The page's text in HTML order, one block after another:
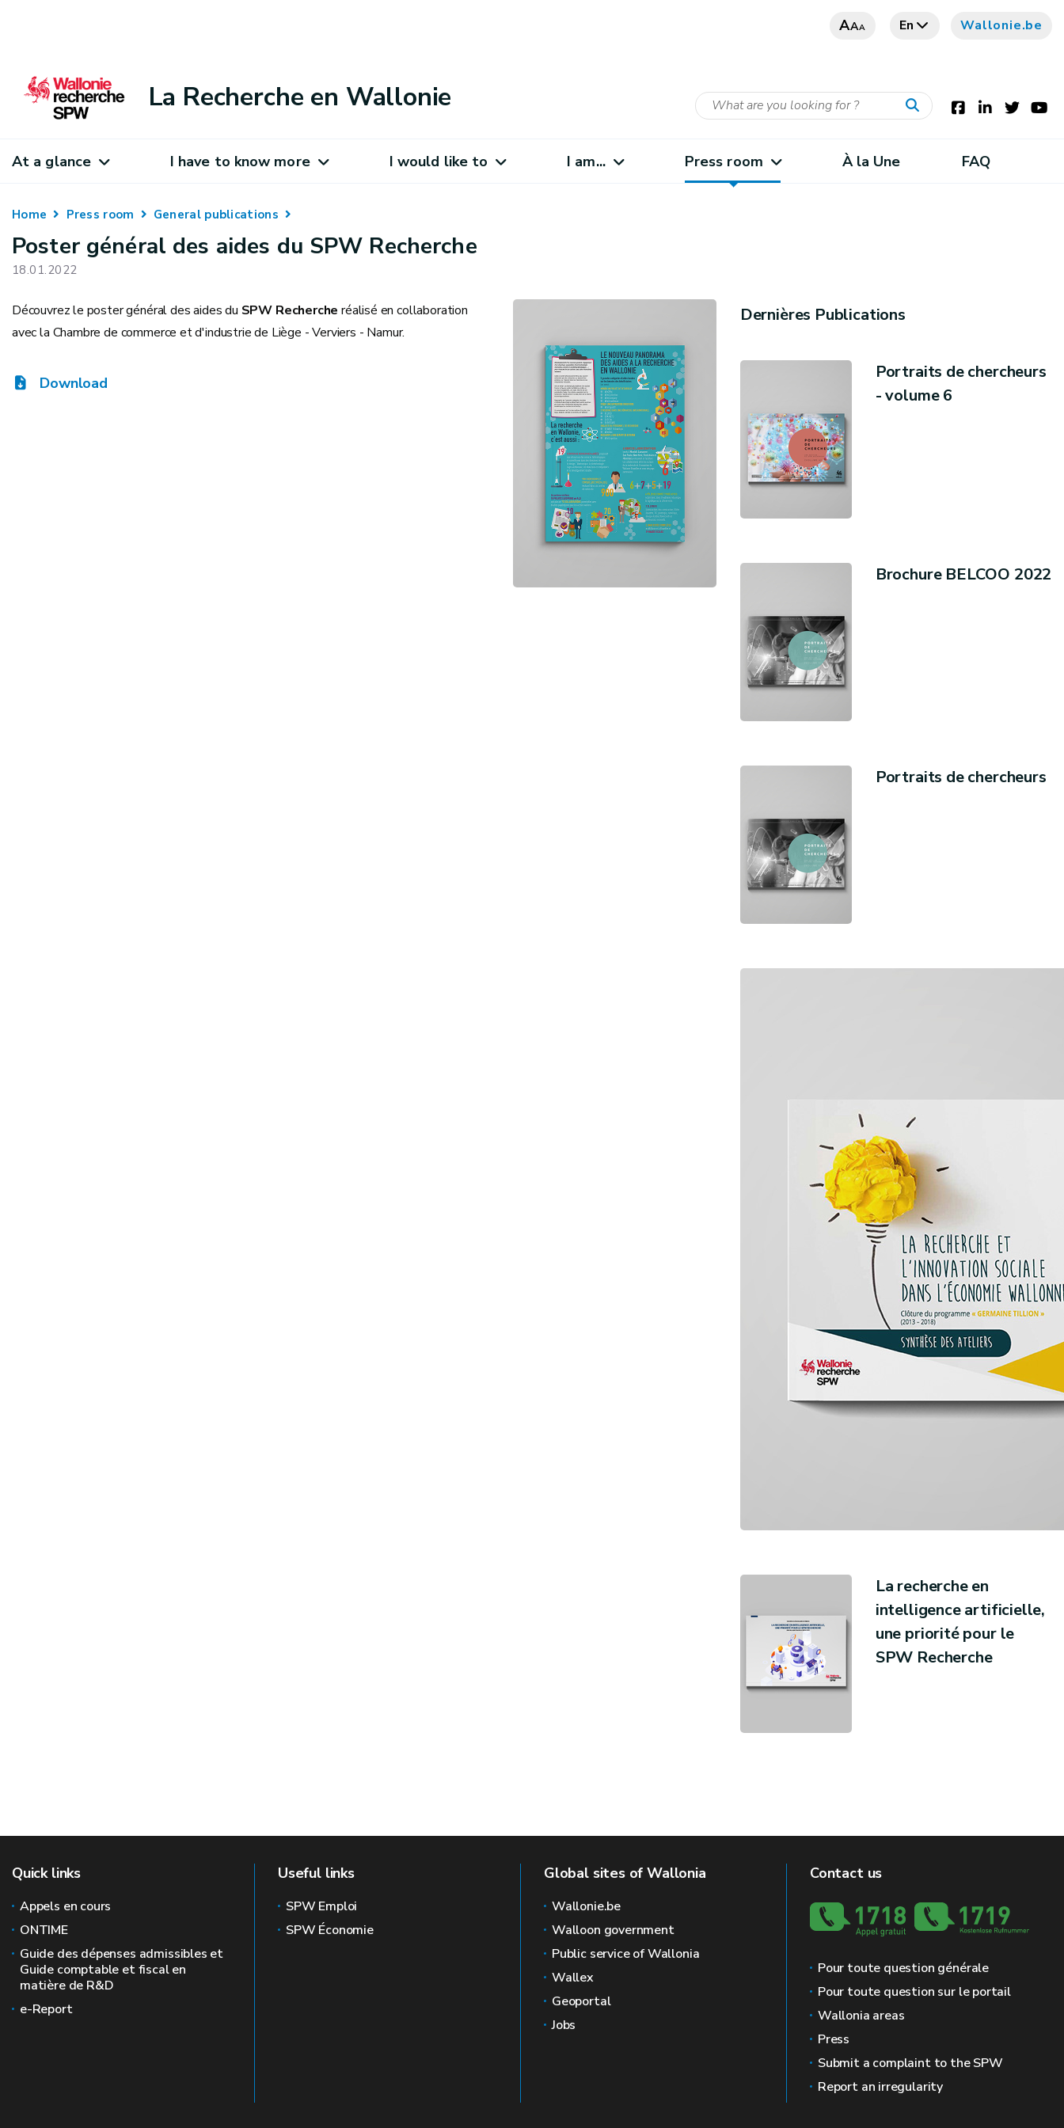
AAA En Wallonie.be
La Recherche en Wallonie
At a glance I have to know more I would like to I am... Press room À la Une FAQ
Home Press room General publications
Poster général des aides du SPW Recherche
18.01.2022
Découvrez le poster général des aides du SPW Recherche réalisé en collaboration
avec la Chambre de commerce et d'industrie de Liège - Verviers - Namur.
Download
Dernières Publications
Portraits de chercheurs
- volume 6
Brochure BELCOO 2022
Portraits de chercheurs
La recherche en
intelligence artificielle,
une priorité pour le
SPW Recherche
Quick links
Appels en cours
ONTIME
Guide des dépenses admissibles et
Guide comptable et fiscal en
matière de R&D
e-Report
Useful links
SPW Emploi
SPW Économie
Global sites of Wallonia
Wallonie.be
Walloon government
Public service of Wallonia
Wallex
Geoportal
Jobs
Contact us
Pour toute question générale
Pour toute question sur le portail
Wallonia areas
Press
Submit a complaint to the SPW
Report an irregularity